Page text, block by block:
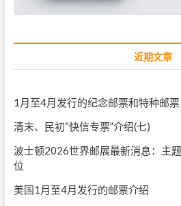
近期文章
1月至4月发行的纪念邮票和特种邮票
清末、民初“快信专票”介绍(七)
波士顿2026世界邮展最新消息：主
位
美国1月至4月发行的邮票介绍